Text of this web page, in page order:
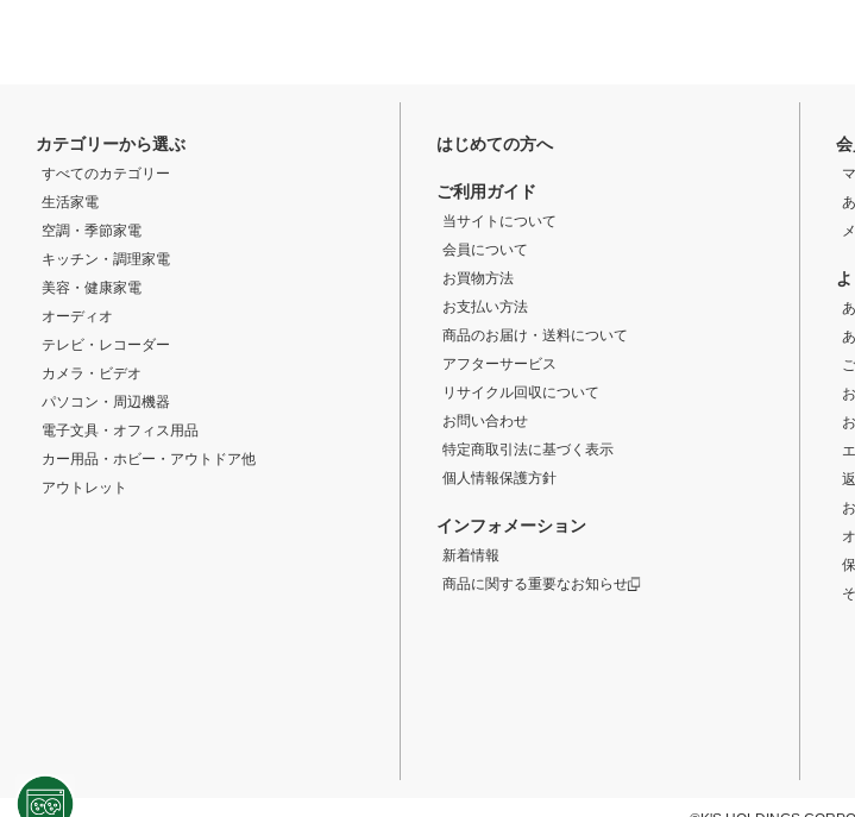
カテゴリーから選ぶ
すべてのカテゴリー
生活家電
空調・季節家電
キッチン・調理家電
美容・健康家電
オーディオ
テレビ・レコーダー
カメラ・ビデオ
パソコン・周辺機器
電子文具・オフィス用品
カー用品・ホビー・アウトドア他
アウトレット
はじめての方へ
ご利用ガイド
当サイトについて
会員について
お買物方法
お支払い方法
商品のお届け・送料について
アフターサービス
リサイクル回収について
お問い合わせ
特定商取引法に基づく表示
個人情報保護方針
インフォメーション
新着情報
商品に関する重要なお知らせ